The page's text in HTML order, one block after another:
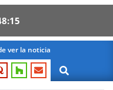
14
ver la noticia
Search